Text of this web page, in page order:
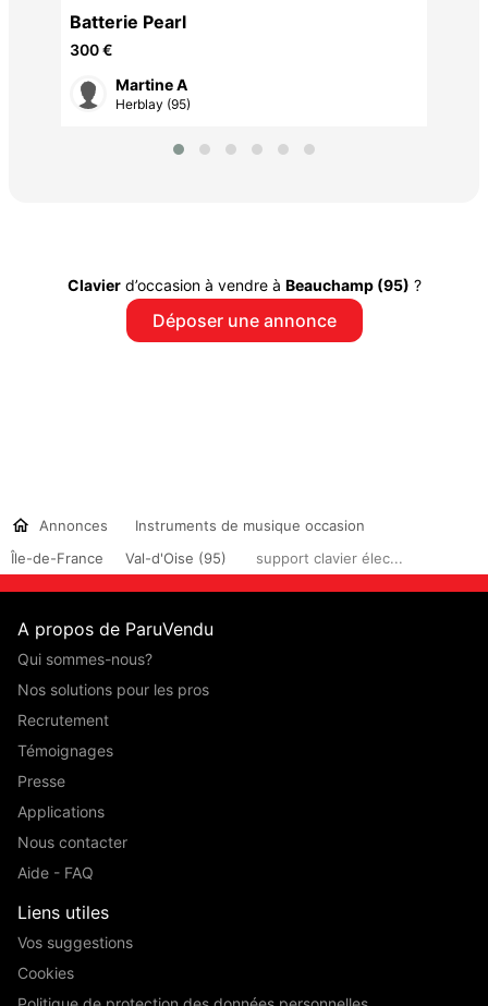
Batterie Pearl
300 €
Martine A
Herblay (95)
Clavierd’occasion à vendre à Beauchamp (95) ?
Déposer une annonce
Annonces
Instruments de musique occasion
Île-de-France
Val-d'Oise (95) support clavier élec...
A propos de ParuVendu
Qui sommes-nous?
Nos solutions pour les pros
Recrutement
Témoignages
Presse
Applications
Nous contacter
Aide - FAQ
Liens utiles
Vos suggestions
Cookies